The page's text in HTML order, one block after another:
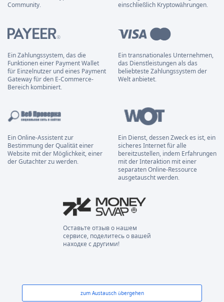
Community.
einschließlich Kryptowährungen.
Ein Zahlungssystem, das die
Funktionen einer Payment Wallet
für Einzelnutzer und eines Payment
Gateway für den E-Commerce-
Bereich kombiniert.
Ein transnationales Unternehmen,
das Dienstleistungen als das
beliebteste Zahlungssystem der
Welt anbietet.
Ein Online-Assistent zur
Bestimmung der Qualität einer
Website mit der Möglichkeit, einer
der Gutachter zu werden.
Ein Dienst, dessen Zweck es ist, ein
sicheres Internet für alle
bereitzustellen, indem Erfahrungen
mit der Interaktion mit einer
separaten Online-Ressource
ausgetauscht werden.
Оставьте отзыв о нашем
сервисе, поделитесь о вашей
находке с другими!
zum Austausch übergehen